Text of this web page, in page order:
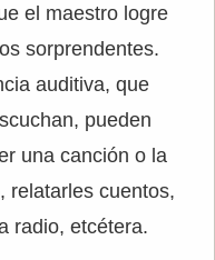
el maestro logre
sorprendentes.
auditiva, que
pueden
una canción o la
relatarles cuentos,
radio, etcétera.